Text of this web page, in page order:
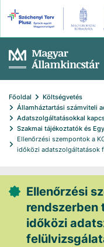
Főoldal
Költségvetés
Államháztartási számviteli
Adatszolgáltatásokkal
Szakmai tájékoztatók és
Ellenőrzési szempontok a
időközi adatszolgáltatások
Ellenőrzési
rendszerben
időközi